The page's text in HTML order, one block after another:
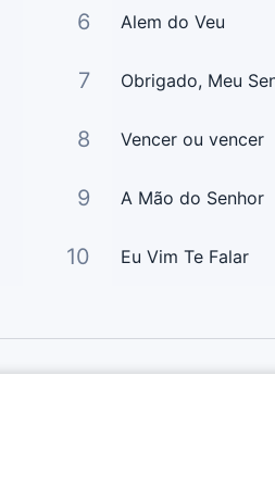
6 Alem do Veu
7 Obrigado, Meu
8 Vencer ou vencer
9 A Mão do Senhor
10 Eu Vim Te Falar